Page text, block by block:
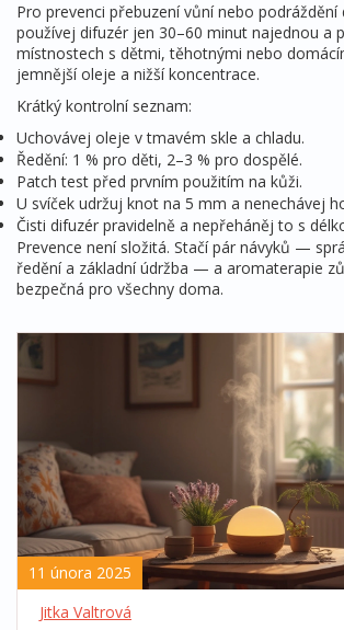
Pro prevenci přebuzení vůní nebo podráždění
používej difuzér jen 30–60 minut najednou a
místnostech s dětmi, těhotnými nebo
jemnější oleje a nižší koncentrace.
Krátký kontrolní seznam:
Uchovávej oleje v tmavém skle a chladu.
Ředění: 1 % pro děti, 2–3 % pro dospělé.
Patch test před prvním použitím na kůži.
U svíček udržuj knot na 5 mm a nenechávej
Čisti difuzér pravidelně a nepřeháněj to s
Prevence není složitá. Stačí pár návyků —
ředění a základní údržba — a aromaterapie
bezpečná pro všechny doma.
11 února 2025
Jitka Valtrová